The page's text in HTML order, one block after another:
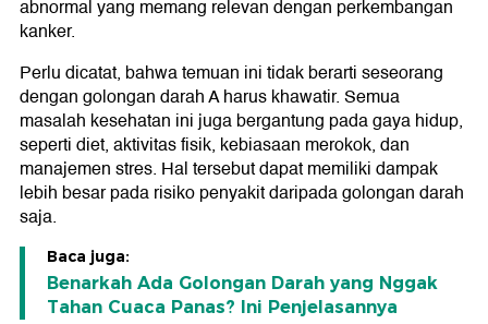
abnormal yang memang relevan dengan perkembangan
kanker.
Perlu dicatat, bahwa temuan ini tidak berarti seseorang
dengan golongan darah A harus khawatir. Semua
masalah kesehatan ini juga bergantung pada gaya hidup,
seperti diet, aktivitas fisik, kebiasaan merokok, dan
manajemen stres. Hal tersebut dapat memiliki dampak
lebih besar pada risiko penyakit daripada golongan darah
saja.
Baca juga:
Benarkah Ada Golongan Darah yang Nggak
Tahan Cuaca Panas? Ini Penjelasannya